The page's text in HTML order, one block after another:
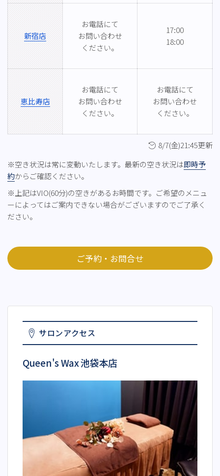
新宿店
お電話にて
お問い合わせ
ください。
17:00
18:00
恵比寿店
お電話にて
お問い合わせ
ください。
お電話にて
お問い合わせ
ください。
8/7(金)21:45更新
※空き状況は常に変動いたします。最新の空き状況は即時予
約からご確認ください。
※上記はVIO(60分)の空きがあるお時間です。ご希望のメニュ
ーによってはご案内できない場合がございますのでご了承く
ださい。
ご予約・お問合せ
サロンアクセス
Queen's Wax 池袋本店